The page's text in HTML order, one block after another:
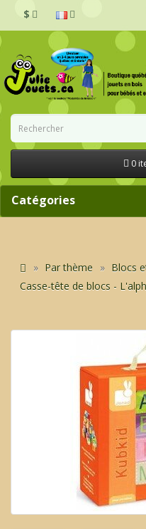
$
0
Catégories
Par thème
Blocs
Casse-tête de blocs -